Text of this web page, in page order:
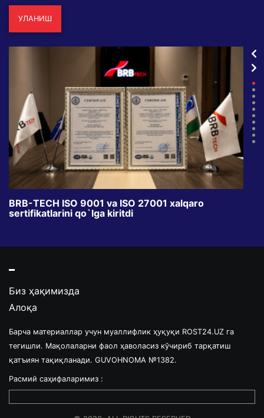
УЛАНИШ
BRB-TECH ISO 9001 va ISO 27001 xalqaro
sertifikatlarini qo`lga kiritdi
Биз ҳақимизда
Алоқа
Барча материаллар учун муаллифлик ҳуқуқи ROST24.UZ га
тегишли. Мақолаларни фаол ҳаволасиз кўчириб тарқатиш
қатъиян тақиқланади. GUVOHNOMA №1382.
Расмий саҳифаларимиз :